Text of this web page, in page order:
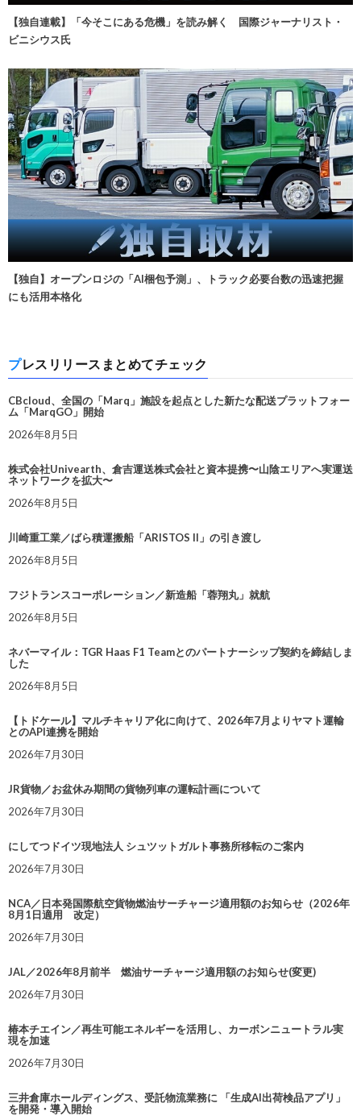
【独自連載】「今そこにある危機」を読み解く 国際ジャーナリスト・
ビニシウス氏
【独自】オープンロジの「AI梱包予測」、トラック必要台数の迅速把握
にも活用本格化
プレスリリースまとめてチェック
CBcloud、全国の「Marq」施設を起点とした新たな配送プラットフォー
ム「MarqGO」開始
2026年8月5日
株式会社Univearth、倉吉運送株式会社と資本提携〜山陰エリアへ実運送
ネットワークを拡大〜
2026年8月5日
川崎重工業／ばら積運搬船「ARISTOS II」の引き渡し
2026年8月5日
フジトランスコーポレーション／新造船「蓉翔丸」就航
2026年8月5日
ネバーマイル：TGR Haas F1 Teamとのパートナーシップ契約を締結しま
した
2026年8月5日
【トドケール】マルチキャリア化に向けて、2026年7月よりヤマト運輸
とのAPI連携を開始
2026年7月30日
JR貨物／お盆休み期間の貨物列車の運転計画について
2026年7月30日
にしてつドイツ現地法人 シュツットガルト事務所移転のご案内
2026年7月30日
NCA／日本発国際航空貨物燃油サーチャージ適用額のお知らせ（2026年
8月1日適用 改定）
2026年7月30日
JAL／2026年8月前半 燃油サーチャージ適用額のお知らせ(変更)
2026年7月30日
椿本チエイン／再生可能エネルギーを活用し、カーボンニュートラル実
現を加速
2026年7月30日
三井倉庫ホールディングス、受託物流業務に 「生成AI出荷検品アプリ」
を開発・導入開始